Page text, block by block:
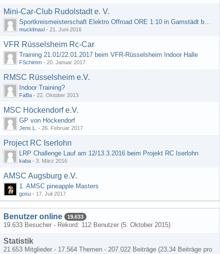
Mini-Car-Club Rudolstadt e. V.
Sportkreismeisterschaft Elektro Offroad ORE 1:10 in Gamstädt bei Erfurt, Outdoor mit Indoor Ausweichmöglichkeit!!!
mucklmaxl - 21. Juni 2016
VFR Rüsselsheim Rc-Car
Training 21.01/22.01.2017 beim VFR-Rüsselsheim Indoor Halle
FSchimm - 20. Januar 2017
RMSC Rüsselsheim e.V.
Indoor Training?
FaBa - 22. Oktober 2013
MSC Höckendorf e.V.
GP von Höckendorf
Jens L. - 26. Februar 2017
Project RC Iserlohn
LRP Challenge Lauf am 12/13.3.2016 beim Projekt RC Iserlohn
kaba - 3. März 2016
AMSC Augsburg e.V.
1. AMSC pineapple Masters
gosu - 17. Juli 2017
Benutzer online 19.633
19.633 Besucher - Rekord: 112 Benutzer (5. Oktober 2015)
Statistik
21.653 Mitglieder - 17.564 Themen - 207.022 Beiträge (23,34 Beiträge pro